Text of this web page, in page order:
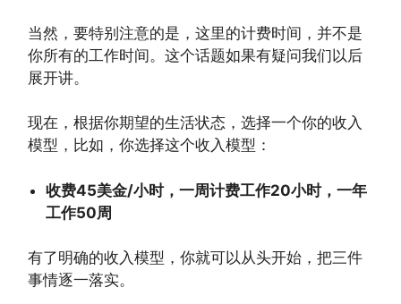
当然，要特别注意的是，这里的计费时间，并不是
你所有的工作时间。这个话题如果有疑问我们以后
展开讲。
现在，根据你期望的生活状态，选择一个你的收入
模型，比如，你选择这个收入模型：
收费45美金/小时，一周计费工作20小时，一年
工作50周
有了明确的收入模型，你就可以从头开始，把三件
事情逐一落实。